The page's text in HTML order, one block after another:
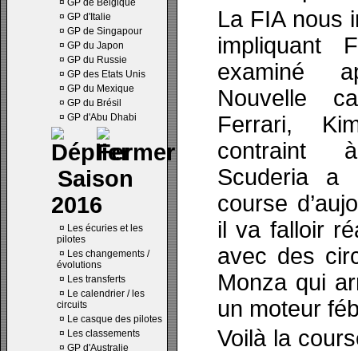
¤ GP de Belgique
¤ GP d'Italie
¤ GP de Singapour
¤ GP du Japon
¤ GP du Russie
¤ GP des Etats Unis
¤ GP du Mexique
¤ GP du Brésil
¤ GP d'Abu Dhabi
Saison
2016
¤ Les écuries et les
pilotes
¤ Les changements /
évolutions
¤ Les transferts
¤ Le calendrier / les
circuits
¤ Le casque des pilotes
¤ Les classements
¤ GP d'Australie
La FIA nous
impliquant
examiné
Nouvelle
Ferrari,
contraint
Scuderia a
course
il va falloir
avec des
Monza qui
un moteur
Voilà la